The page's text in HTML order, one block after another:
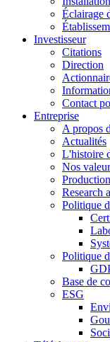
Éclairage
Investisseur
Citations
Direction
Contact
Entreprise
A propos
Actualités
L'histoire
Nos
Production
Research
Politique
Politique
Base de
ESG